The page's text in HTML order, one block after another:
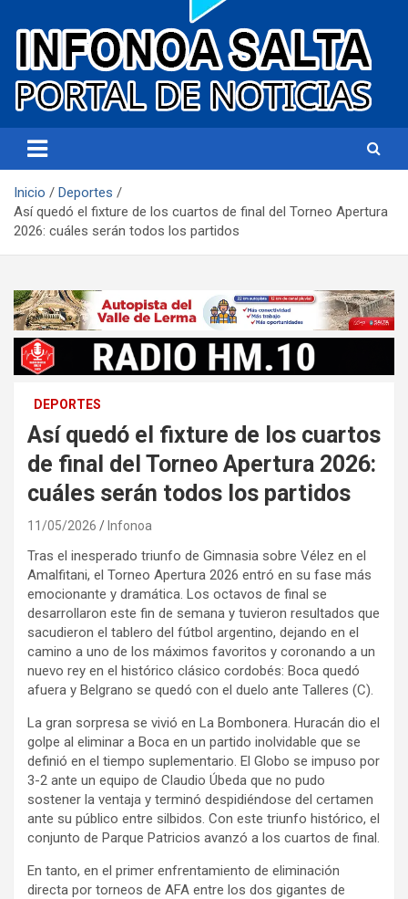
Infonoa Salta
Inicio
Deportes
Así quedó el fixture de los cuartos de final del Torneo Apertura
2026: cuáles serán todos los partidos
DEPORTES
Así quedó el fixture de los cuartos
de final del Torneo Apertura 2026:
cuáles serán todos los partidos
11/05/2026 Infonoa
Tras el inesperado triunfo de Gimnasia sobre Vélez en el
Amalfitani, el Torneo Apertura 2026 entró en su fase más
emocionante y dramática. Los octavos de final se
desarrollaron este fin de semana y tuvieron resultados que
sacudieron el tablero del fútbol argentino, dejando en el
camino a uno de los máximos favoritos y coronando a un
nuevo rey en el histórico clásico cordobés: Boca quedó
afuera y Belgrano se quedó con el duelo ante Talleres (C).
La gran sorpresa se vivió en La Bombonera. Huracán dio el
golpe al eliminar a Boca en un partido inolvidable que se
definió en el tiempo suplementario. El Globo se impuso por
3-2 ante un equipo de Claudio Úbeda que no pudo
sostener la ventaja y terminó despidiéndose del certamen
ante su público entre silbidos. Con este triunfo histórico, el
conjunto de Parque Patricios avanzó a los cuartos de final.
En tanto, en el primer enfrentamiento de eliminación
directa por torneos de AFA entre los dos gigantes de